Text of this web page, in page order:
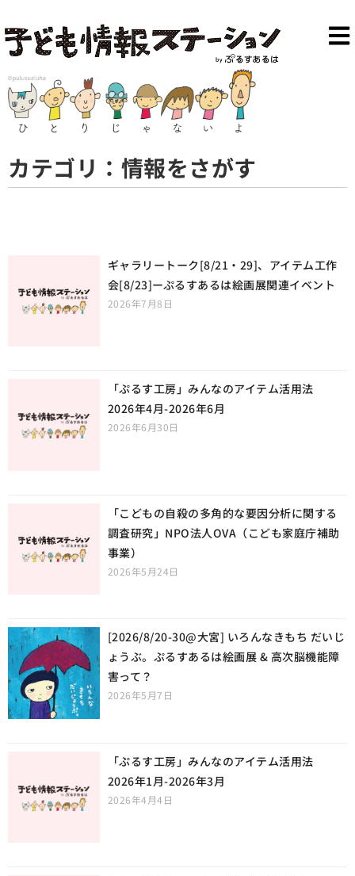
カテゴリ：情報をさがす
ギャラリートーク[8/21・29]、アイテム工作
会[8/23]ーぷるすあるは絵画展関連イベント
2026年7月8日
「ぷるす工房」みんなのアイテム活用法
2026年4月-2026年6月
2026年6月30日
「こどもの自殺の多角的な要因分析に関する
調査研究」NPO法人OVA（こども家庭庁補助
事業）
2026年5月24日
[2026/8/20-30@大宮] いろんなきもち だいじ
ょうぶ。ぷるすあるは絵画展 & 高次脳機能障
害って？
2026年5月7日
「ぷるす工房」みんなのアイテム活用法
2026年1月-2026年3月
2026年4月4日